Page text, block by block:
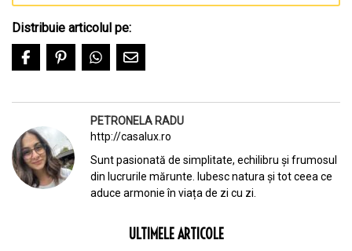
Distribuie articolul pe:
PETRONELA RADU
http://casalux.ro
Sunt pasionată de simplitate, echilibru și frumosul
din lucrurile mărunte. Iubesc natura și tot ceea ce
aduce armonie în viața de zi cu zi.
ULTIMELE ARTICOLE